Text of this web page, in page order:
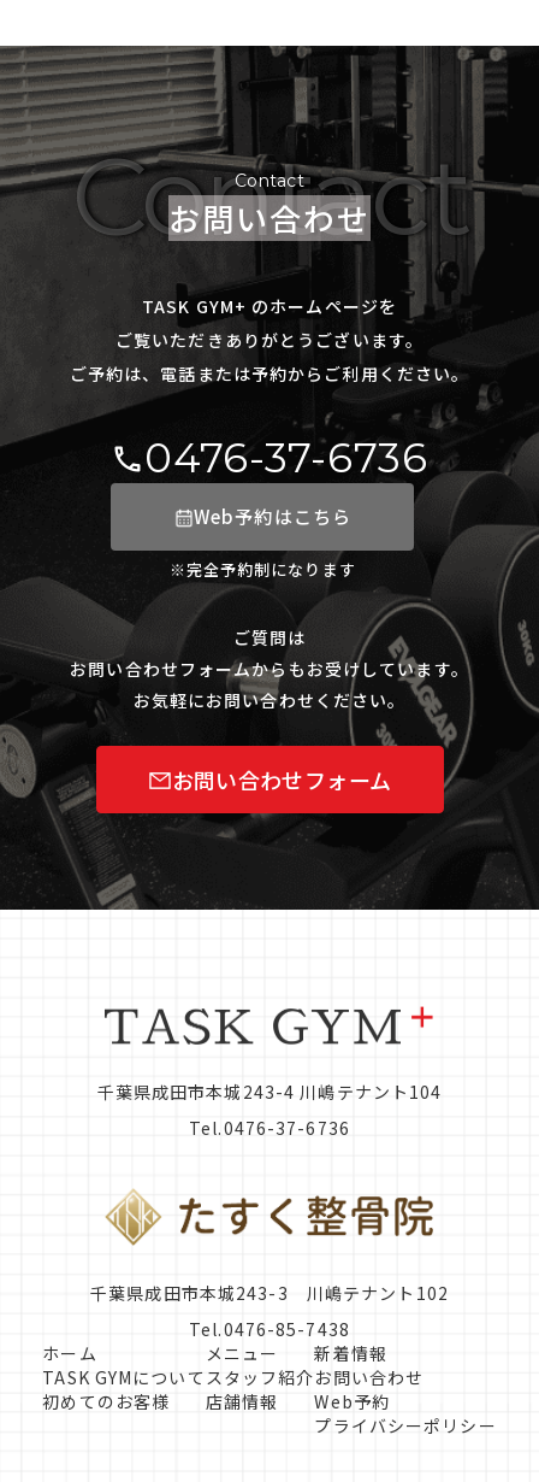
Contact
Contact
お問い合わせ
TASK GYM+ のホームページを
ご覧いただきありがとうございます。
ご予約は、電話または予約からご利用ください。
0476-37-6736
Web予約はこちら
※完全予約制になります
ご質問は
お問い合わせフォームからもお受けしています。
お気軽にお問い合わせください。
お問い合わせフォーム
千葉県成田市本城243-4 川嶋テナント104
Tel.0476-37-6736
千葉県成田市本城243-3 川嶋テナント102
Tel.0476-85-7438
ホーム
TASK GYMについて
初めてのお客様
メニュー
スタッフ紹介
店舗情報
新着情報
お問い合わせ
Web予約
プライバシーポリシー